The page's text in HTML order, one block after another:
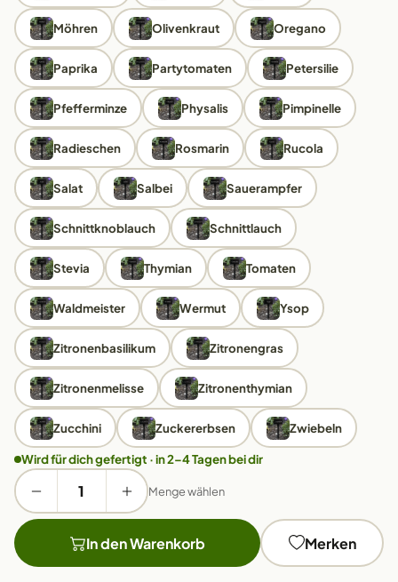
Möhren Olivenkraut Oregano
Paprika Partytomaten Petersilie
Pfefferminze Physalis Pimpinelle
Radieschen Rosmarin Rucola
Salat Salbei Sauerampfer
Schnittknoblauch Schnittlauch
Stevia Thymian Tomaten
Waldmeister Wermut Ysop
Zitronenbasilikum Zitronengras
Zitronenmelisse Zitronenthymian
Zucchini Zuckererbsen Zwiebeln
Wird für dich gefertigt · in 2–4 Tagen bei dir
Menge wählen
In den Warenkorb Merken